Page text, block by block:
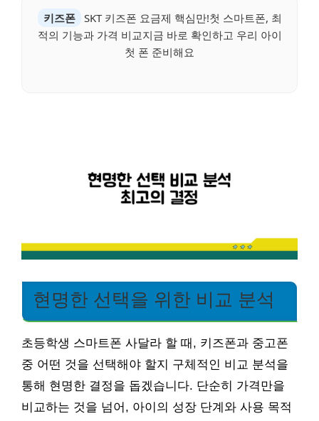
키즈폰
SKT 키즈폰 요금제 핵심만!첫 스마트폰, 최
적의 기능과 가격 비교지금 바로 확인하고 우리 아이
첫 폰 준비해요
현명한 선택을 위한 비교 분석
초등학생 스마트폰 사달라 할 때, 키즈폰과 중고폰
중 어떤 것을 선택해야 할지 구체적인 비교 분석을
통해 현명한 결정을 돕겠습니다. 단순히 가격만을
비교하는 것을 넘어, 아이의 성장 단계와 사용 목적